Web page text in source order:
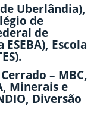
Uberlândia),
de
de
Escola
– MBC,
Minerais e
Diversão